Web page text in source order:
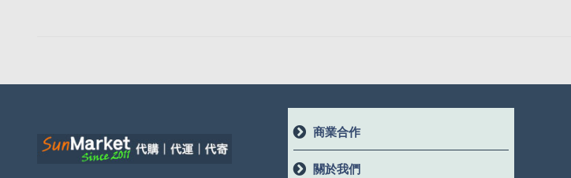
商業合作
關於我們